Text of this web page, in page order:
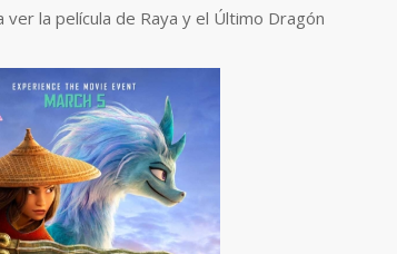
ver la película de Raya y el Último Dragón